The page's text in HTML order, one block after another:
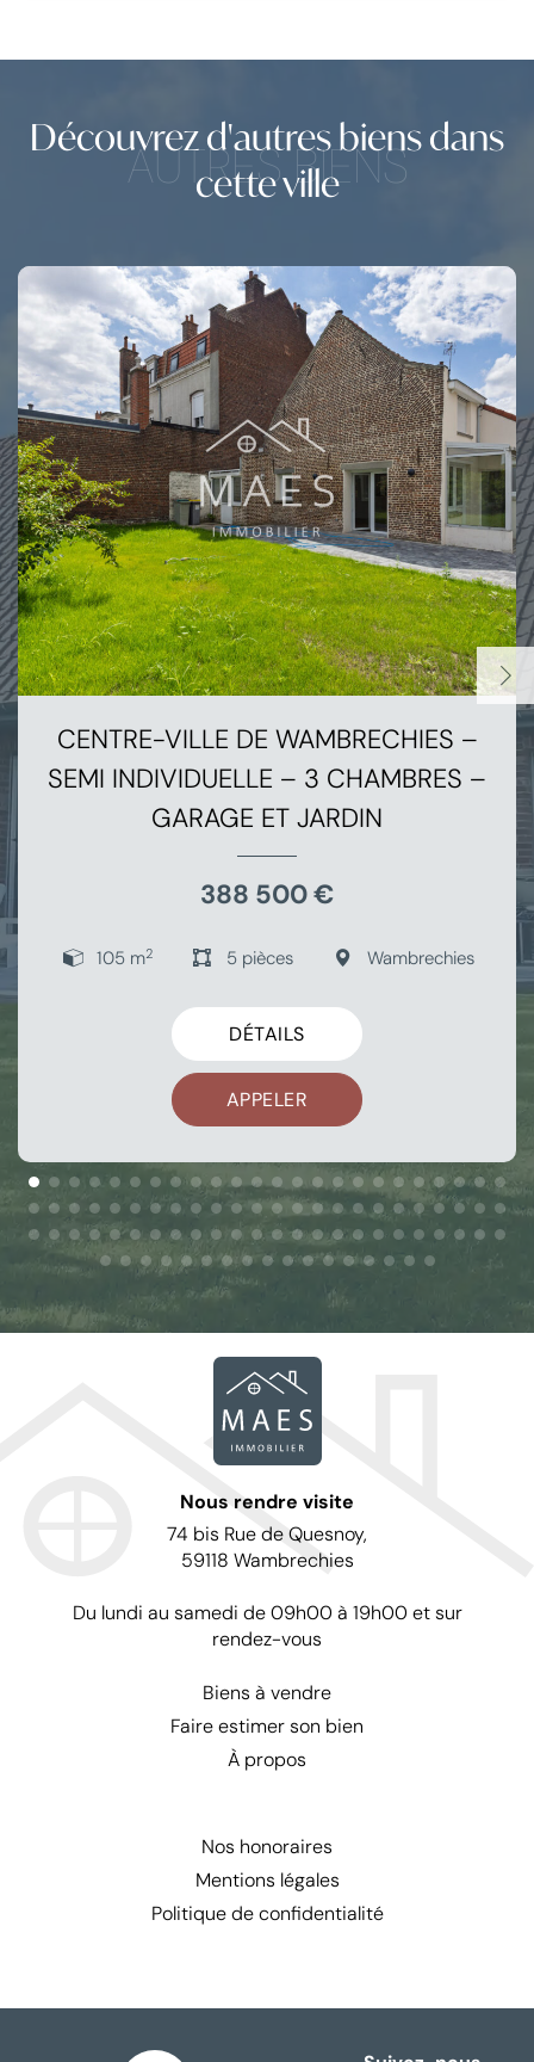
Découvrez d'autres biens dans
cette ville
AUTRES BIENS
CENTRE-VILLE DE WAMBRECHIES –
SEMI INDIVIDUELLE – 3 CHAMBRES –
GARAGE ET JARDIN
388 500 €
105 m2 5 pièces Wambrechies
DÉTAILS
APPELER
Nous rendre visite
74 bis Rue de Quesnoy,
59118 Wambrechies
Du lundi au samedi de 09h00 à 19h00 et sur
rendez-vous
Biens à vendre
Faire estimer son bien
À propos
Nos honoraires
Mentions légales
Politique de confidentialité